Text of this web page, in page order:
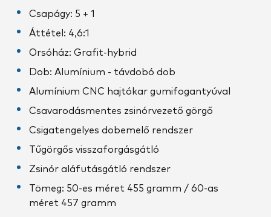
Csapágy: 5 + 1
Áttétel: 4,6:1
Orsóház: Grafit-hybrid
Dob: Alumínium - távdobó dob
Alumínium CNC hajtókar gumifogantyúval
Csavarodásmentes zsinórvezető görgő
Csigatengelyes dobemelő rendszer
Tűgörgős visszaforgásgátló
Zsinór aláfutásgátló rendszer
Tömeg: 50-es méret 455 gramm / 60-as
méret 457 gramm